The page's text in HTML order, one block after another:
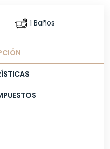
1 Baños